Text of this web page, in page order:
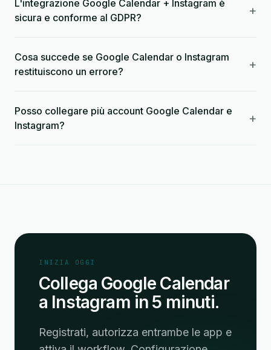
L'integrazione Google Calendar + Instagram è
sicura e conforme al GDPR?
+
Cosa succede se Google Calendar o Instagram
restituiscono un errore?
+
Posso collegare più account Google Calendar e
Instagram?
+
INIZIA OGGI
Collega Google Calendar
a Instagram in 5 minuti.
Registrati, autorizza entrambe le app e